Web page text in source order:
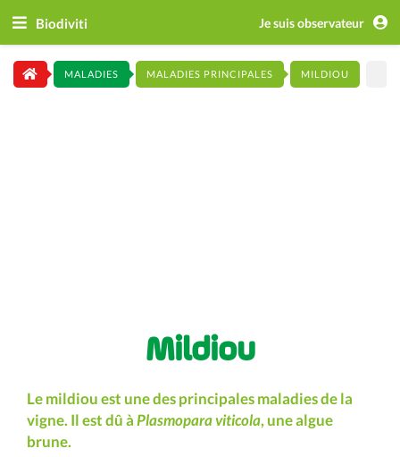
Biodiviti Je suis observateur
MALADIES MALADIES PRINCIPALES MILDIOU
Mildiou
Le mildiou est une des principales maladies de la
vigne. Il est dû à Plasmopara viticola, une algue
brune.